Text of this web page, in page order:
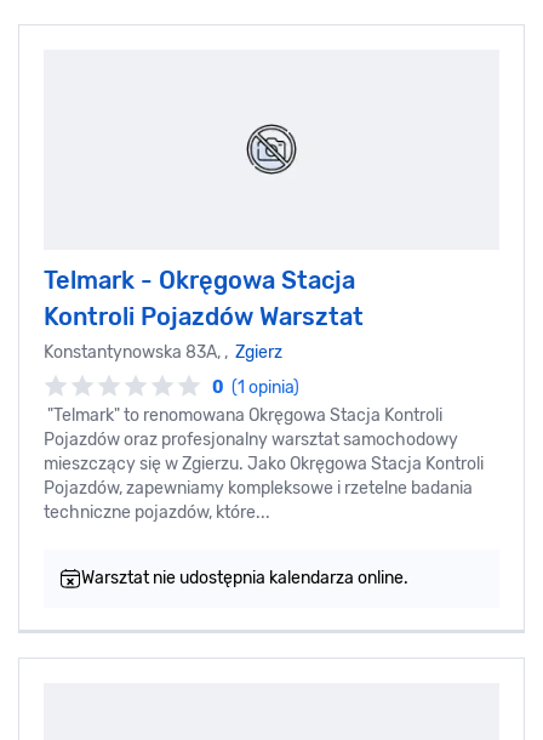
Telmark - Okręgowa Stacja
Kontroli Pojazdów Warsztat
Konstantynowska 83A, , Zgierz
0 (1 opinia)
"Telmark" to renomowana Okręgowa Stacja Kontroli
Pojazdów oraz profesjonalny warsztat samochodowy
mieszczący się w Zgierzu. Jako Okręgowa Stacja Kontroli
Pojazdów, zapewniamy kompleksowe i rzetelne badania
techniczne pojazdów, które...
Warsztat nie udostępnia kalendarza online.